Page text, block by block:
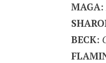
MAGA:
BECK: